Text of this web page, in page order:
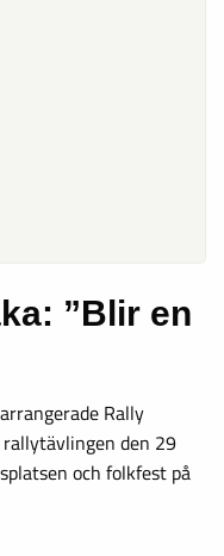
”Blir en
Rally
den 29
och folkfest på